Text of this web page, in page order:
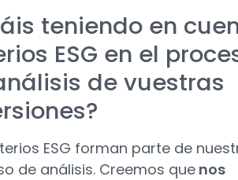
teniendo en
ESG en el
de vuestras
ESG forman parte de
de análisis. Creemos que nos